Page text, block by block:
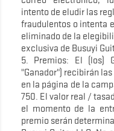
intento de eludir las
fraudulentos o intenta
eliminado de la
exclusiva de Busuyi
5. Premios: El (los)
"Ganador") recibirán
en la página de la
750. El valor real /
el momento de la
premio serán